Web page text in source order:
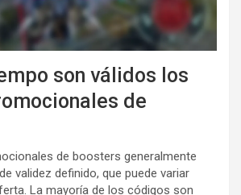
son válidos los
de
de boosters generalmente
validez definido, que puede variar
La mayoría de los códigos son